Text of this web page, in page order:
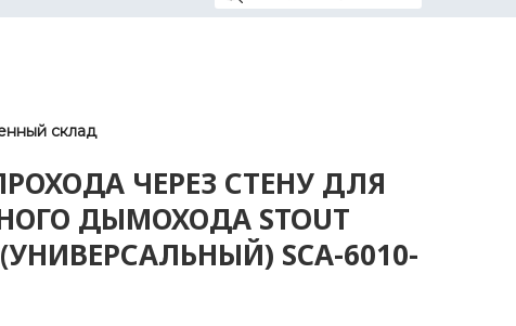
склад
ЧЕРЕЗ СТЕНУ ДЛЯ
ДЫМОХОДА STOUT
SCA-6010-